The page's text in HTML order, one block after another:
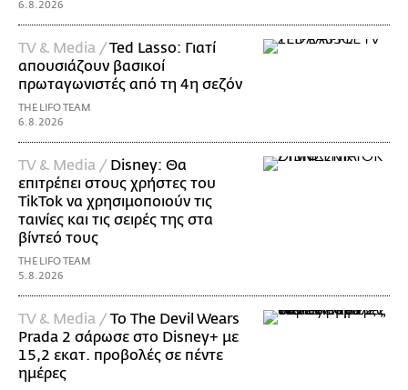
6.8.2026
TV & Media /Ted Lasso: Γιατί
απουσιάζουν βασικοί
πρωταγωνιστές από τη 4η σεζόν
THE LIFO TEAM
6.8.2026
TV & Media / Disney: Θα
επιτρέπει στους χρήστες του
TikTok να χρησιμοποιούν τις
ταινίες και τις σειρές της στα
βίντεό τους
THE LIFO TEAM
5.8.2026
TV & Media / Το The Devil Wears
Prada 2 σάρωσε στo Disney+ με
15,2 εκατ. προβολές σε πέντε
ημέρες